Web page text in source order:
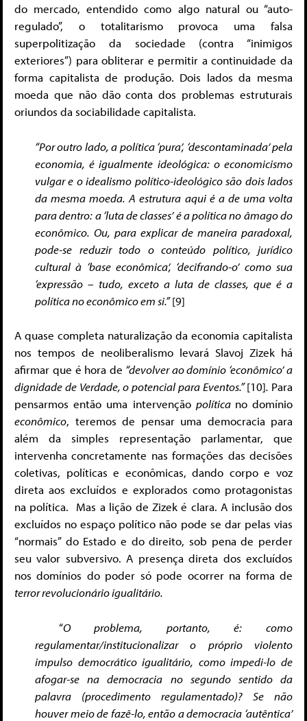
do mercado, entendido como algo natural ou “auto-
regulado”, o totalitarismo provoca uma falsa
superpolitização da sociedade (contra “inimigos
exteriores”) para obliterar e permitir a continuidade da
forma capitalista de produção. Dois lados da mesma
moeda que não dão conta dos problemas estruturais
oriundos da sociabilidade capitalista.
“Por outro lado, a política ‘pura’, ‘descontaminada’ pela
economia, é igualmente ideológica: o economicismo
vulgar e o idealismo político-ideológico são dois lados
da mesma moeda. A estrutura aqui é a de uma volta
para dentro: a ‘luta de classes’ é a política no âmago do
econômico. Ou, para explicar de maneira paradoxal,
pode-se reduzir todo o conteúdo político, jurídico
cultural à ‘base econômica’, ‘decifrando-o’ como sua
‘expressão – tudo, exceto a luta de classes, que é a
política no econômico em si.”[9]
A quase completa naturalização da economia capitalista
nos tempos de neoliberalismo levará Slavoj Zizek há
afirmar que é hora de “devolver ao domínio ‘econômico’ a
dignidade de Verdade, o potencial para Eventos.”[10]. Para
pensarmos então uma intervenção política no domínio
econômico, teremos de pensar uma democracia para
além da simples representação parlamentar, que
intervenha concretamente nas formações das decisões
coletivas, políticas e econômicas, dando corpo e voz
direta aos excluídos e explorados como protagonistas
na política. Mas a lição de Zizek é clara. A inclusão dos
excluídos no espaço político não pode se dar pelas vias
“normais” do Estado e do direito, sob pena de perder
seu valor subversivo. A presença direta dos excluídos
nos domínios do poder só pode ocorrer na forma de
terror revolucionário igualitário.
“O problema, portanto, é: como
regulamentar/institucionalizar o próprio violento
impulso democrático igualitário, como impedi-lo de
afogar-se na democracia no segundo sentido da
palavra (procedimento regulamentado)? Se não
houver meio de fazê-lo, então a democracia ‘autêntica’